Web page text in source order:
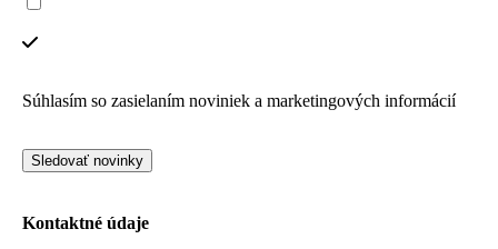
Súhlasím so zasielaním noviniek a marketingových informácií
Sledovať novinky
Kontaktné údaje